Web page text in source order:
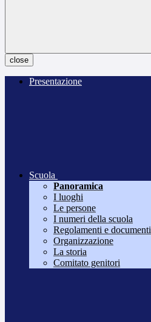
close
Presentazione
Scuola
Panoramica
I luoghi
Le persone
I numeri della scuola
Regolamenti e documenti
Organizzazione
La storia
Comitato genitori